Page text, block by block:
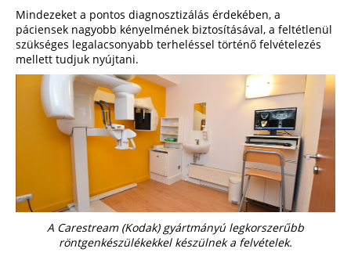
Mindezeket a pontos diagnosztizálás érdekében, a
páciensek nagyobb kényelmének biztosításával, a feltétlenül
szükséges legalacsonyabb terheléssel történő felvételezés
mellett tudjuk nyújtani.
A Carestream (Kodak) gyártmányú legkorszerűbb
röntgenkészülékekkel készülnek a felvételek.